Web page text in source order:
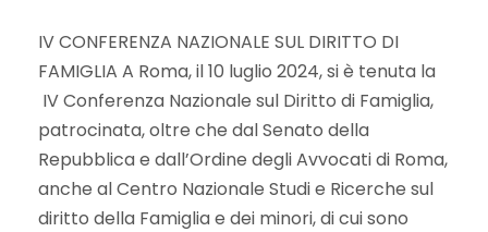
IV CONFERENZA NAZIONALE SUL DIRITTO DI
FAMIGLIA A Roma, il 10 luglio 2024, si è tenuta la
IV Conferenza Nazionale sul Diritto di Famiglia,
patrocinata, oltre che dal Senato della
Repubblica e dall’Ordine degli Avvocati di Roma,
anche al Centro Nazionale Studi e Ricerche sul
diritto della Famiglia e dei minori, di cui sono